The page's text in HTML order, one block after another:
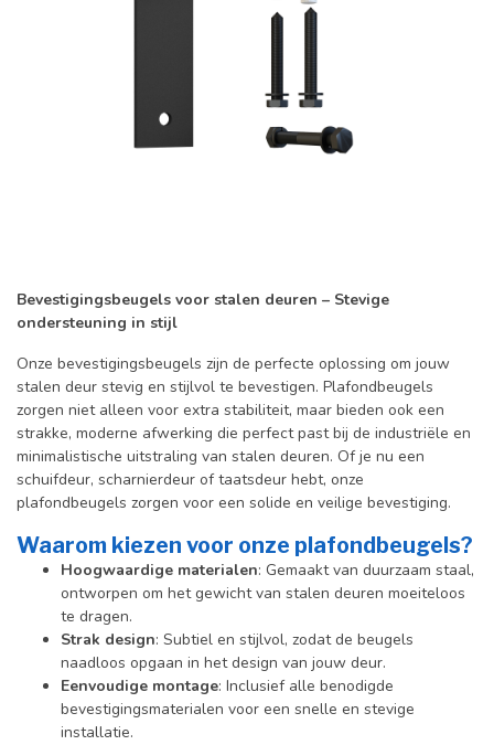
Bevestigingsbeugels voor stalen deuren – Stevige
ondersteuning in stijl
Onze bevestigingsbeugels zijn de perfecte oplossing om jouw
stalen deur stevig en stijlvol te bevestigen. Plafondbeugels
zorgen niet alleen voor extra stabiliteit, maar bieden ook een
strakke, moderne afwerking die perfect past bij de industriële en
minimalistische uitstraling van stalen deuren. Of je nu een
schuifdeur, scharnierdeur of taatsdeur hebt, onze
plafondbeugels zorgen voor een solide en veilige bevestiging.
Waarom kiezen voor onze plafondbeugels?
Hoogwaardige materialen: Gemaakt van duurzaam staal,
ontworpen om het gewicht van stalen deuren moeiteloos
te dragen.
Strak design: Subtiel en stijlvol, zodat de beugels
naadloos opgaan in het design van jouw deur.
Eenvoudige montage: Inclusief alle benodigde
bevestigingsmaterialen voor een snelle en stevige
installatie.